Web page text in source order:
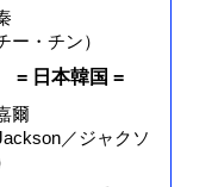
ー・チン）
= 日本韓国 =
爾
／ジャクソ